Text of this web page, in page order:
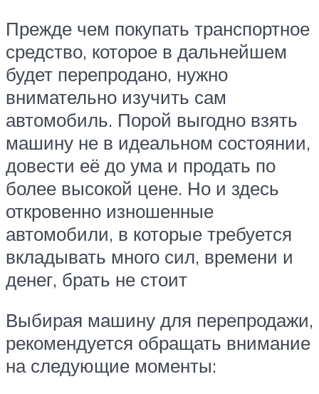
Прежде чем покупать транспортное
средство, которое в дальнейшем
будет перепродано, нужно
внимательно изучить сам
автомобиль. Порой выгодно взять
машину не в идеальном состоянии,
довести её до ума и продать по
более высокой цене. Но и здесь
откровенно изношенные
автомобили, в которые требуется
вкладывать много сил, времени и
денег, брать не стоит
Выбирая машину для перепродажи,
рекомендуется обращать внимание
на следующие моменты: